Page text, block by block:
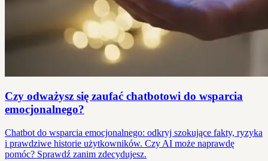
Czy odważysz się zaufać chatbotowi do wsparcia
emocjonalnego?
Chatbot do wsparcia emocjonalnego: odkryj szokujące fakty, ryzyka
i prawdziwe historie użytkowników. Czy AI może naprawdę
pomóc? Sprawdź zanim zdecydujesz.